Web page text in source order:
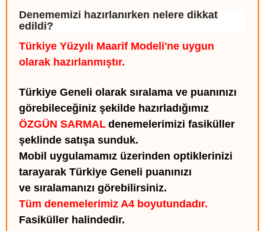
Denememizi hazırlanırken nelere dikkat
edildi?
Türkiye Yüzyılı Maarif Modeli'ne uygun
olarak hazırlanmıştır.
Türkiye Geneli olarak sıralama ve puanınızı
görebileceğiniz şekilde hazırladığımız
ÖZGÜN SARMAL denemelerimizi fasiküller
şeklinde satışa sunduk.
Mobil uygulamamız üzerinden optiklerinizi
tarayarak Türkiye Geneli puanınızı
ve sıralamanızı görebilirsiniz.
Tüm denemelerimiz A4 boyutundadır.
Fasiküller halindedir.